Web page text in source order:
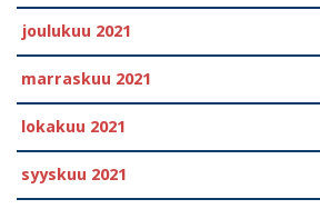
joulukuu 2021
marraskuu 2021
lokakuu 2021
syyskuu 2021